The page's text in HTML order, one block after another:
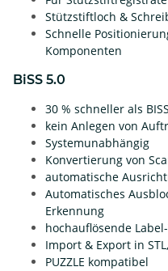
Stützstiftloch &
Schnelle
Komponenten
BiSS 5.0
30 % schneller als
kein Anlegen von
Systemunabhängig
Konvertierung von
automatische
Automatisches
Erkennung
hochauflösende
Import & Export in STL,
PUZZLE kompatibel